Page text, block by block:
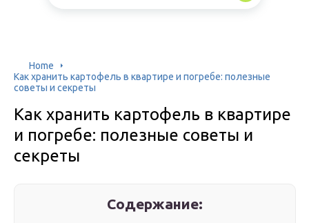
Home
Как хранить картофель в квартире и погребе: полезные
советы и секреты
Как хранить картофель в квартире
и погребе: полезные советы и
секреты
Содержание: